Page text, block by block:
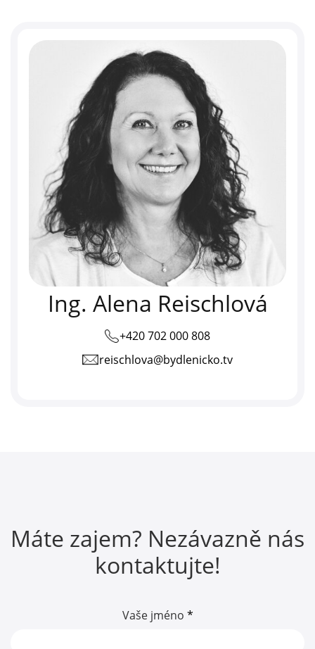
Ing. Alena Reischlová
+420 702 000 808
reischlova@bydlenicko.tv
Máte zajem? Nezávazně nás
kontaktujte!
Vaše jméno *